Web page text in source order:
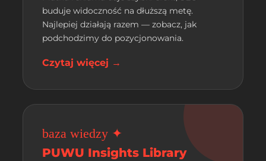
buduje widoczność na dłuższą metę.
Najlepiej działają razem — zobacz, jak
podchodzimy do pozycjonowania.
Czytaj więcej →
baza wiedzy ✦
PUWU Insights Library